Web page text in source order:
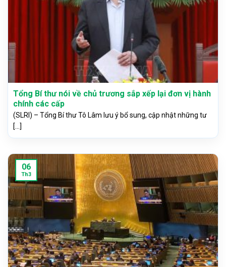
Tổng Bí thư nói về chủ trương sắp xếp lại đơn vị hành
chính các cấp
(SLRI) – Tổng Bí thư Tô Lâm lưu ý bổ sung, cập nhật những tư
[...]
06
Th3